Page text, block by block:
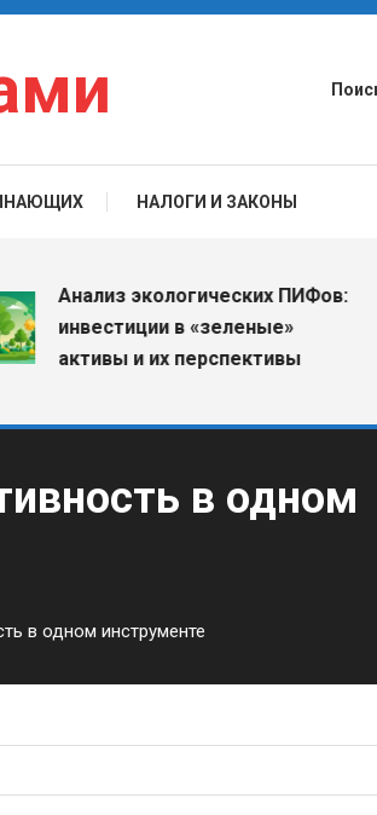
НАЛОГИ И ЗАКОНЫ
Анализ экологических ПИФов:
инвестиции в «зеленые»
активы и их перспективы
в одном
в одном инструменте